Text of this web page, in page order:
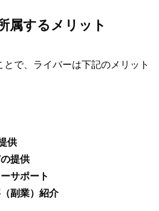
属するメリット
で、ライバーは下記のメリット
供
提供
サポート
副業）紹介